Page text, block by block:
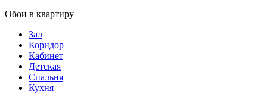
Обои в квартиру
Зал
Коридор
Кабинет
Детская
Спальня
Кухня